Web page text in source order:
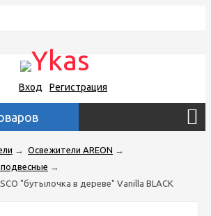
Вход Регистрация
→ Освежители AREON →
→
"бутылочка в дереве" Vanilla BLACK